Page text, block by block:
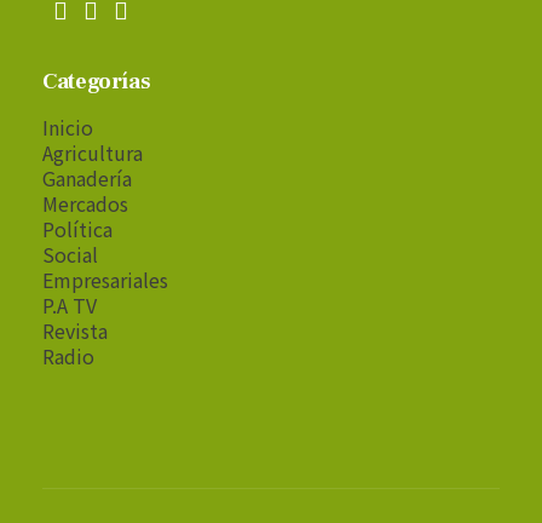
Categorías
Inicio
Agricultura
Ganadería
Mercados
Política
Social
Empresariales
P.A TV
Revista
Radio